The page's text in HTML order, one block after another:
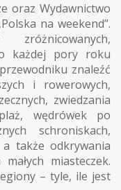
oraz Wydawnictwo
na weekend”.
każdej pory roku
znaleźć
i rowerowych,
zwiedzania
wędrówek po
schroniskach,
także odkrywania
miasteczek.
– tyle, ile jest